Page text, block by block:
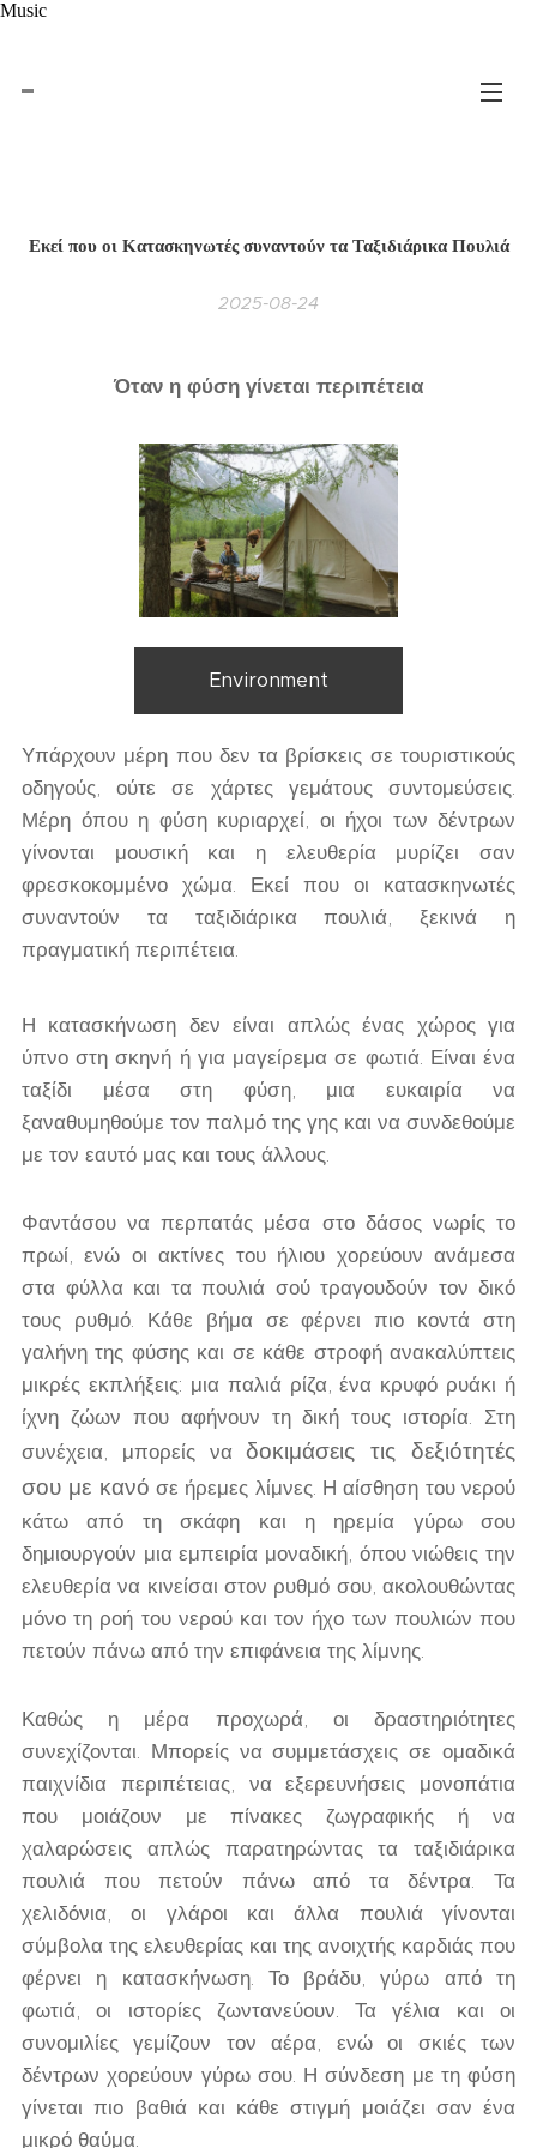
Music
Εκεί που οι Κατασκηνωτές συναντούν τα Ταξιδιάρικα Πουλιά
2025-08-24
Όταν η φύση γίνεται περιπέτεια
Environment
Υπάρχουν μέρη που δεν τα βρίσκεις σε τουριστικούς
οδηγούς, ούτε σε χάρτες γεμάτους συντομεύσεις.
Μέρη όπου η φύση κυριαρχεί, οι ήχοι των δέντρων
γίνονται μουσική και η ελευθερία μυρίζει σαν
φρεσκοκομμένο χώμα. Εκεί που οι κατασκηνωτές
συναντούν τα ταξιδιάρικα πουλιά, ξεκινά η
πραγματική περιπέτεια.
Η κατασκήνωση δεν είναι απλώς ένας χώρος για
ύπνο στη σκηνή ή για μαγείρεμα σε φωτιά. Είναι ένα
ταξίδι μέσα στη φύση, μια ευκαιρία να
ξαναθυμηθούμε τον παλμό της γης και να συνδεθούμε
με τον εαυτό μας και τους άλλους.
Φαντάσου να περπατάς μέσα στο δάσος νωρίς το
πρωί, ενώ οι ακτίνες του ήλιου χορεύουν ανάμεσα
στα φύλλα και τα πουλιά σού τραγουδούν τον δικό
τους ρυθμό. Κάθε βήμα σε φέρνει πιο κοντά στη
γαλήνη της φύσης και σε κάθε στροφή ανακαλύπτεις
μικρές εκπλήξεις: μια παλιά ρίζα, ένα κρυφό ρυάκι ή
ίχνη ζώων που αφήνουν τη δική τους ιστορία. Στη
συνέχεια, μπορείς ναδοκιμάσεις τις δεξιότητές
σου με κανό σε ήρεμες λίμνες. Η αίσθηση του νερού
κάτω από τη σκάφη και η ηρεμία γύρω σου
δημιουργούν μια εμπειρία μοναδική, όπου νιώθεις την
ελευθερία να κινείσαι στον ρυθμό σου, ακολουθώντας
μόνο τη ροή του νερού και τον ήχο των πουλιών που
πετούν πάνω από την επιφάνεια της λίμνης.
Καθώς η μέρα προχωρά, οι δραστηριότητες
συνεχίζονται. Μπορείς να συμμετάσχεις σε ομαδικά
παιχνίδια περιπέτειας, να εξερευνήσεις μονοπάτια
που μοιάζουν με πίνακες ζωγραφικής ή να
χαλαρώσεις απλώς παρατηρώντας τα ταξιδιάρικα
πουλιά που πετούν πάνω από τα δέντρα. Τα
χελιδόνια, οι γλάροι και άλλα πουλιά γίνονται
σύμβολα της ελευθερίας και της ανοιχτής καρδιάς που
φέρνει η κατασκήνωση. Το βράδυ, γύρω από τη
φωτιά, οι ιστορίες ζωντανεύουν. Τα γέλια και οι
συνομιλίες γεμίζουν τον αέρα, ενώ οι σκιές των
δέντρων χορεύουν γύρω σου. Η σύνδεση με τη φύση
γίνεται πιο βαθιά και κάθε στιγμή μοιάζει σαν ένα
μικρό θαύμα.